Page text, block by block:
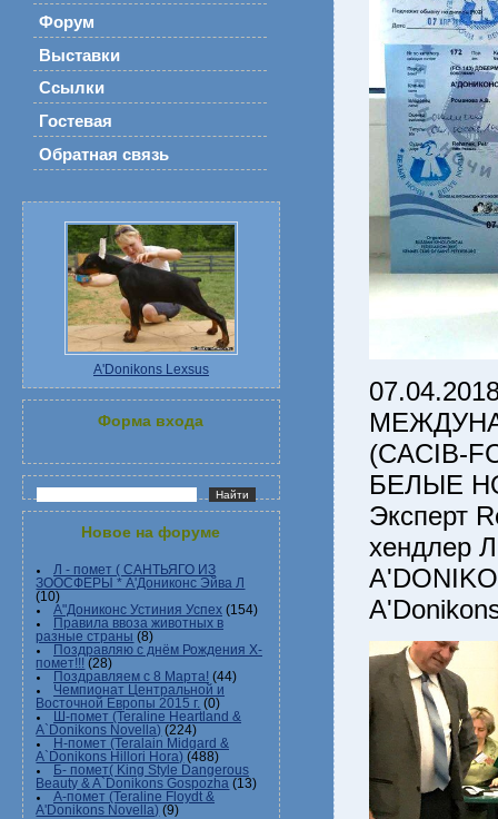
Форум
Выставки
Ссылки
Гостевая
Обратная связь
A'Donikons Lexsus
Форма входа
Новое на форуме
Л - помет ( САНТЬЯГО ИЗ
ЗООСФЕРЫ * А'Дониконс Эйва Л
(10)
А"Дониконс Устиния Успех (154)
Правила ввоза животных в
разные страны (8)
Поздравляю с днём Рождения Х-
помет!!! (28)
Поздравляем с 8 Марта! (44)
Чемпионат Центральной и
Восточной Европы 2015 г. (0)
Ш-помет (Teraline Heartland &
A`Donikons Novella) (224)
Н-помет (Teralain Midgard &
A`Donikons Hillori Hora) (488)
Б- помет( King Style Dangerous
Beauty & A`Donikons Gospozha (13)
А-помет (Teraline Floydt &
A'Donikons Novella) (9)
(CACIB-
БЕЛЫЕ
Эксперт
хендлер